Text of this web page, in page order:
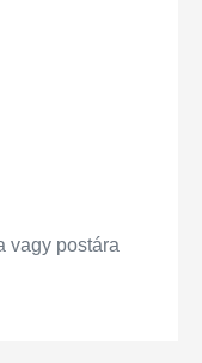
vagy postára